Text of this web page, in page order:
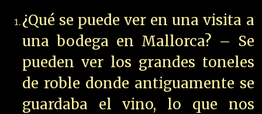
¿Qué se puede ver en una visita a
una bodega en Mallorca? – Se
pueden ver los grandes toneles
de roble donde antiguamente se
guardaba el vino, lo que nos